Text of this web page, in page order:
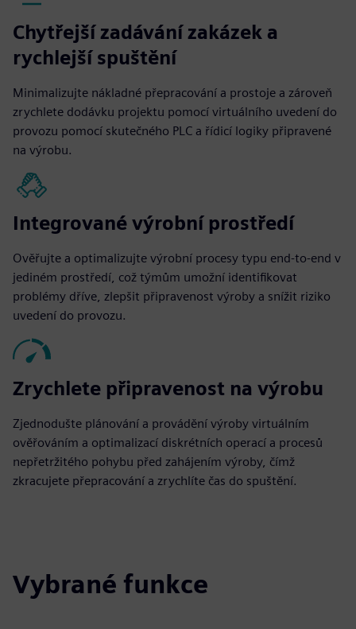
Chytřejší zadávání zakázek a
rychlejší spuštění
Minimalizujte nákladné přepracování a prostoje a zároveň
zrychlete dodávku projektu pomocí virtuálního uvedení do
provozu pomocí skutečného PLC a řídicí logiky připravené
na výrobu.
Integrované výrobní prostředí
Ověřujte a optimalizujte výrobní procesy typu end-to-end v
jediném prostředí, což týmům umožní identifikovat
problémy dříve, zlepšit připravenost výroby a snížit riziko
uvedení do provozu.
Zrychlete připravenost na výrobu
Zjednodušte plánování a provádění výroby virtuálním
ověřováním a optimalizací diskrétních operací a procesů
nepřetržitého pohybu před zahájením výroby, čímž
zkracujete přepracování a zrychlíte čas do spuštění.
Vybrané funkce